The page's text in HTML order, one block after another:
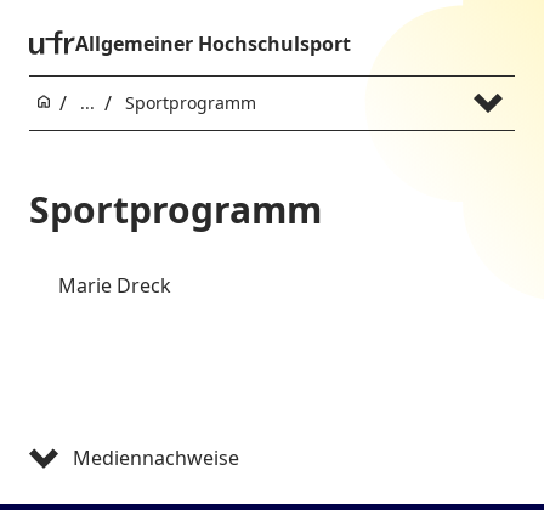
Allgemeiner Hochschulsport
... Sportprogramm
Sportprogramm
Marie Dreck
Mediennachweise